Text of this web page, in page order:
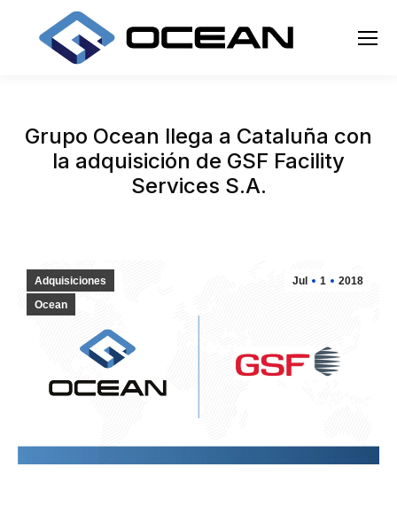
Grupo Ocean llega a Cataluña con
la adquisición de GSF Facility
Services S.A.
Jul 1 2018
Adquisiciones
Ocean